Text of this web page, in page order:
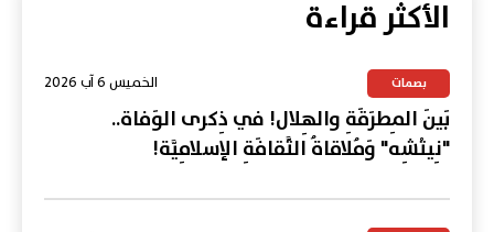
الأكثر قراءة
بصمات الخميس 6 آب 2026
بَينَ المِطرَقَةِ والهِلال! في ذِكرى الوَفاة..
"نِيتْشِه" وَمُلاقاةُ الثَّقافَةِ الإسلامِيَّة!